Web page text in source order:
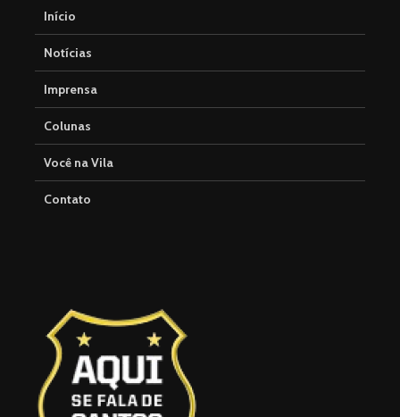
Início
Notícias
Imprensa
Colunas
Você na Vila
Contato